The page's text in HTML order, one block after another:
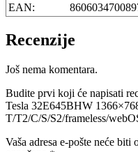
EAN:
Recenzije
Još nema komentara.
Budite prvi koji će napisati
Tesla 32E645BHW
T/T2/C/S/S2/frameless/
Vaša adresa e-pošte neće biti